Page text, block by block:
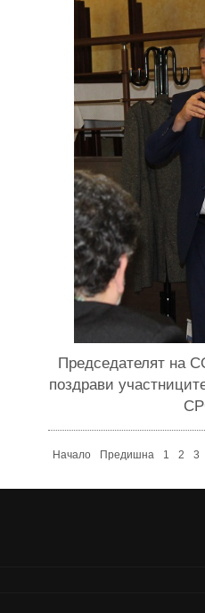
Председателят на
поздрави
Начало Предишна 1 2 3